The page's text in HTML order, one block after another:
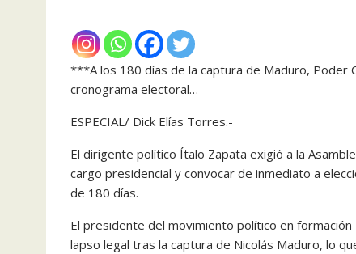
***A los 180 días de la captura de Maduro, Poder
cronograma electoral…
ESPECIAL/ Dick Elías Torres.-
El dirigente político Ítalo Zapata exigió a la
cargo presidencial y convocar de inmediato a
de 180 días.
El presidente del movimiento político en
lapso legal tras la captura de Nicolás Maduro, lo